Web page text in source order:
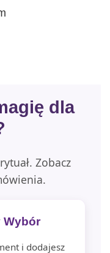
dla
Zobacz
Wybór
i dodajesz